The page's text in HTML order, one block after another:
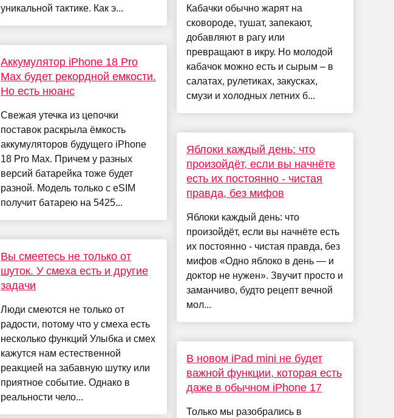
уникальной тактике. Как э...
Аккумулятор iPhone 18 Pro
Max будет рекордной емкости.
Но есть нюанс
Свежая утечка из цепочки
поставок раскрыла ёмкость
аккумуляторов будущего iPhone
18 Pro Max. Причем у разных
версий батарейка тоже будет
разной. Модель только с eSIM
получит батарею на 5425...
Вы смеетесь не только от
шуток. У смеха есть и другие
задачи
Люди смеются не только от
радости, потому что у смеха есть
несколько функций Улыбка и смех
кажутся нам естественной
реакцией на забавную шутку или
приятное событие. Однако в
реальности чело...
Кабачки обычно жарят на
сковороде, тушат, запекают,
добавляют в рагу или
превращают в икру. Но молодой
кабачок можно есть и сырым – в
салатах, рулетиках, закусках,
смузи и холодных летних б...
Яблоки каждый день: что
произойдёт, если вы начнёте
есть их постоянно - чистая
правда, без мифов
Яблоки каждый день: что
произойдёт, если вы начнёте есть
их постоянно - чистая правда, без
мифов «Одно яблоко в день — и
доктор не нужен». Звучит просто и
заманчиво, будто рецепт вечной
мол...
В новом iPad mini не будет
важной функции, которая есть
даже в обычном iPhone 17
Только мы разобрались в